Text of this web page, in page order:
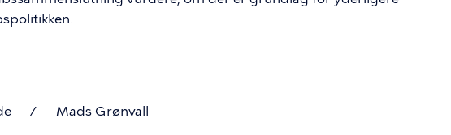
/ Mads Grønvall